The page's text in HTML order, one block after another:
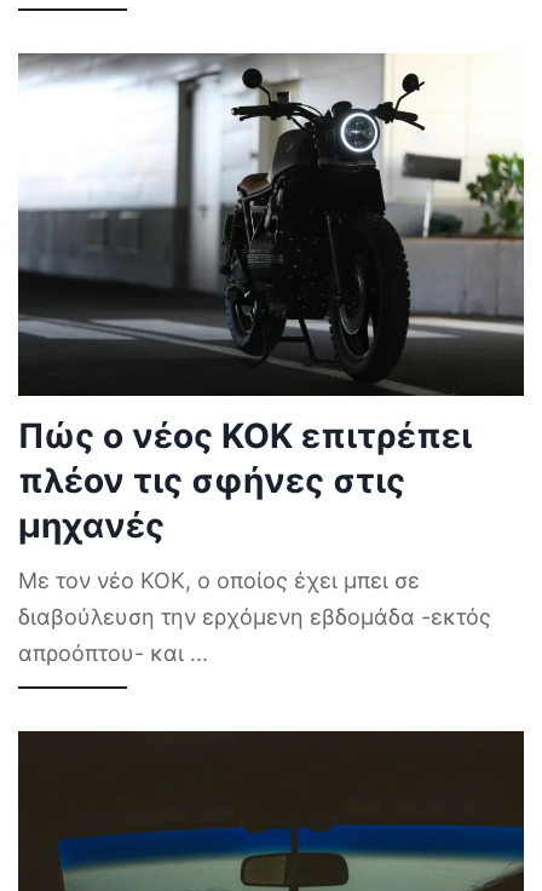
Πώς ο νέος ΚΟΚ επιτρέπει
πλέον τις σφήνες στις
μηχανές
Με τον νέο ΚΟΚ, ο οποίος έχει μπει σε
διαβούλευση την ερχόμενη εβδομάδα -εκτός
απροόπτου- και ...